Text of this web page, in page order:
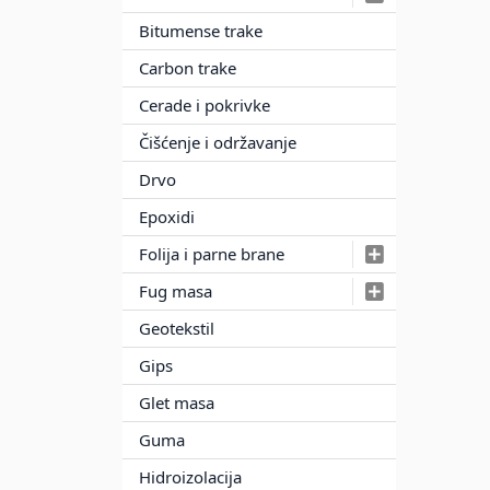
Bitumense trake
Carbon trake
Cerade i pokrivke
Čišćenje i održavanje
Drvo
Epoxidi
Folija i parne brane
Fug masa
Geotekstil
Gips
Glet masa
Guma
Hidroizolacija